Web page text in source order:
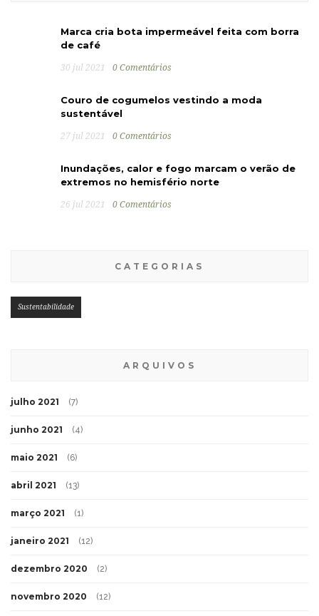
Marca cria bota impermeável feita com borra
de café
30 jul 2021 0 Comentários
Couro de cogumelos vestindo a moda
sustentável
27 jul 2021 0 Comentários
Inundações, calor e fogo marcam o verão de
extremos no hemisfério norte
26 jul 2021 0 Comentários
CATEGORIAS
Sustentabilidade
ARQUIVOS
julho 2021 (7)
junho 2021 (4)
maio 2021 (6)
abril 2021 (13)
março 2021 (1)
janeiro 2021 (12)
dezembro 2020 (2)
novembro 2020 (12)